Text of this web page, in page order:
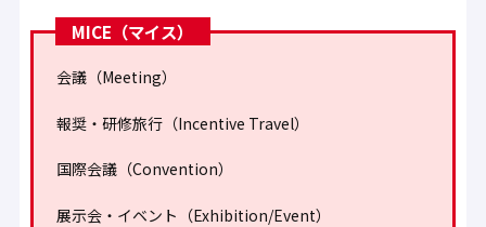
MICE（マイス）
会議（Meeting）
報奨・研修旅行（Incentive Travel）
国際会議（Convention）
展示会・イベント（Exhibition/Event）